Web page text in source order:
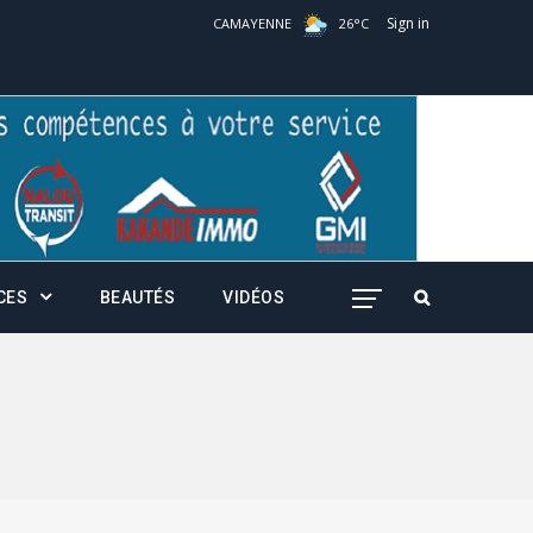
CAMAYENNE 26°C Sign in
BEAUTÉS VIDÉOS